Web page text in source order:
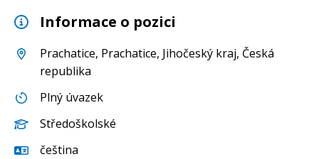
Informace o pozici
Prachatice, Prachatice, Jihočeský kraj, Česká
republika
Plný úvazek
Středoškolské
čeština